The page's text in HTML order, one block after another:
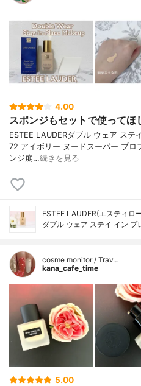
4.00
スポンジもセットで使ってほ
ESTEE LAUDERダブル ウェア ステ
72 アイボリー ヌードスーパー プロ
ンジ崩…続きを見る
ESTEE LAUDER(エスティロ
ダブル ウェア ステイ イン プ
cosme monitor / Trav…
kana_cafe_time
5.00